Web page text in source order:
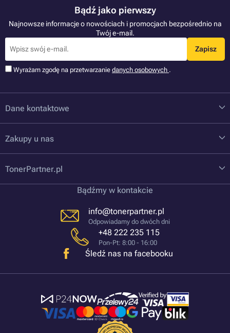
Bądź jako pierwszy
Najnowsze informacje o nowościach i promocjach bezpośrednio na
Twój e-mail.
Zapisz
Wyrażam zgodę na przetwarzanie danych osobowych .
Dane kontaktowe
Zakupy u nas
TonerPartner.pl
Bądźmy w kontakcie
info@tonerpartner.pl
Odpowiadamy do dwóch dni
+48 222 235 115
Pon-Pt: 8:00 - 16:00
Śledź nas na facebooku